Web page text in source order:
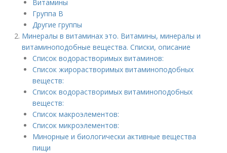
Витамины
Группа В
Другие группы
Минералы в витаминах это. Витамины, минералы и
витаминоподобные вещества. Списки, описание
Список водорастворимых витаминов:
Список жирорастворимых витаминоподобных
веществ:
Список водорастворимых витаминоподобных
веществ:
Список макроэлементов:
Список микроэлементов:
Минорные и биологически активные вещества
пищи